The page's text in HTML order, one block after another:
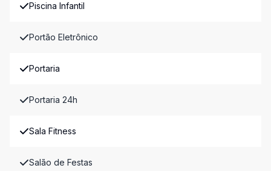
Piscina Infantil
Portão Eletrônico
Portaria
Portaria 24h
Sala Fitness
Salão de Festas